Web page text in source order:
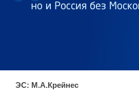
ЭС: М.А.Крейнес